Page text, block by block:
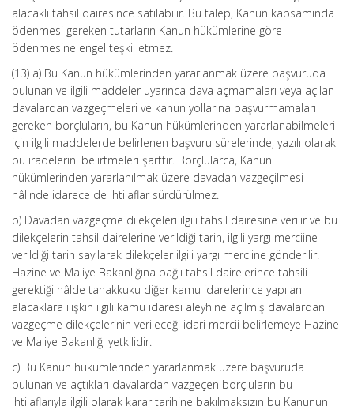
alacaklı tahsil dairesince satılabilir. Bu talep, Kanun kapsamında
ödenmesi gereken tutarların Kanun hükümlerine göre
ödenmesine engel teşkil etmez.
(13) a) Bu Kanun hükümlerinden yararlanmak üzere başvuruda
bulunan ve ilgili maddeler uyarınca dava açmamaları veya açılan
davalardan vazgeçmeleri ve kanun yollarına başvurmamaları
gereken borçluların, bu Kanun hükümlerinden yararlanabilmeleri
için ilgili maddelerde belirlenen başvuru sürelerinde, yazılı olarak
bu iradelerini belirtmeleri şarttır. Borçlularca, Kanun
hükümlerinden yararlanılmak üzere davadan vazgeçilmesi
hâlinde idarece de ihtilaflar sürdürülmez.
b) Davadan vazgeçme dilekçeleri ilgili tahsil dairesine verilir ve bu
dilekçelerin tahsil dairelerine verildiği tarih, ilgili yargı merciine
verildiği tarih sayılarak dilekçeler ilgili yargı merciine gönderilir.
Hazine ve Maliye Bakanlığına bağlı tahsil dairelerince tahsili
gerektiği hâlde tahakkuku diğer kamu idarelerince yapılan
alacaklara ilişkin ilgili kamu idaresi aleyhine açılmış davalardan
vazgeçme dilekçelerinin verileceği idari mercii belirlemeye Hazine
ve Maliye Bakanlığı yetkilidir.
c) Bu Kanun hükümlerinden yararlanmak üzere başvuruda
bulunan ve açtıkları davalardan vazgeçen borçluların bu
ihtilaflarıyla ilgili olarak karar tarihine bakılmaksızın bu Kanunun